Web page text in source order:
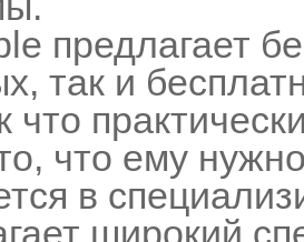
предлагает
так и
что
что ему
в
широкий